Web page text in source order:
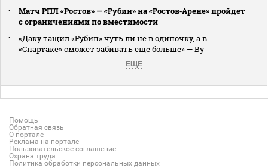
Матч РПЛ «Ростов» — «Рубин» на «Ростов‑Арене» пройдет
с ограничениями по вместимости
«Даку тащил «Рубин» чуть ли не в одиночку, а в
«Спартаке» сможет забивать еще больше» — Ву
ЕЩЕ
Помощь
Обратная связь
О портале
Реклама на портале
Пользовательское соглашение
Охрана труда
Политика обработки персональных данных